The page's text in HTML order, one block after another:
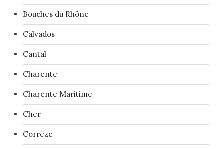
Bouches du Rhône
Calvados
Cantal
Charente
Charente Maritime
Cher
Corrèze